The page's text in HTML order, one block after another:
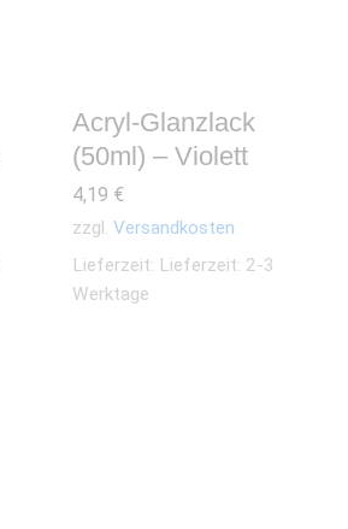
Acryl-Glanzlack
(50ml) – Violett
4,19 €
zzgl. Versandkosten
Lieferzeit: Lieferzeit: 2-3
Werktage